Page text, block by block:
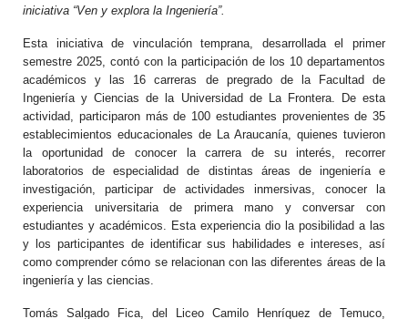
iniciativa “Ven y explora la Ingeniería”.
Esta iniciativa de vinculación temprana, desarrollada el primer
semestre 2025, contó con la participación de los 10 departamentos
académicos y las 16 carreras de pregrado de la Facultad de
Ingeniería y Ciencias de la Universidad de La Frontera. De esta
actividad, participaron más de 100 estudiantes provenientes de 35
establecimientos educacionales de La Araucanía, quienes tuvieron
la oportunidad de conocer la carrera de su interés, recorrer
laboratorios de especialidad de distintas áreas de ingeniería e
investigación, participar de actividades inmersivas, conocer la
experiencia universitaria de primera mano y conversar con
estudiantes y académicos. Esta experiencia dio la posibilidad a las
y los participantes de identificar sus habilidades e intereses, así
como comprender cómo se relacionan con las diferentes áreas de la
ingeniería y las ciencias.
Tomás Salgado Fica, del Liceo Camilo Henríquez de Temuco,